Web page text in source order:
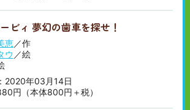
ビィ 夢幻の歯車を探せ！
恵／作
ウ ／絵
2020年03月14日
円（本体800円＋税）